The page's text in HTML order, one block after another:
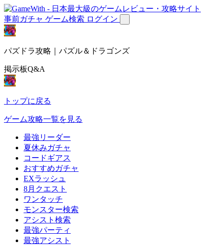
事前ガチャ ゲーム検索 ログイン
パズドラ攻略｜パズル＆ドラゴンズ
掲示板Q&A
トップに戻る
ゲーム攻略一覧を見る
最強リーダー
夏休みガチャ
コードギアス
おすすめガチャ
EXラッシュ
8月クエスト
ワンタッチ
モンスター検索
アシスト検索
最強パーティ
最強アシスト